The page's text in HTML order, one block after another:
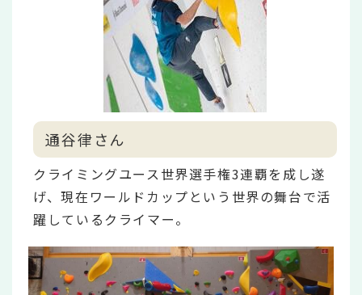
通谷律さん
クライミングユース世界選手権3連覇を成し遂
げ、現在ワールドカップという世界の舞台で活
躍しているクライマー。